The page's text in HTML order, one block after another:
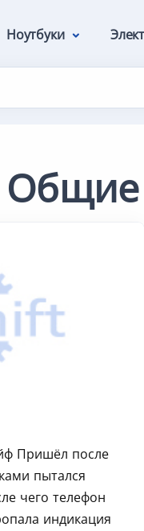
Ноутбуки
Общие
Пришёл после
пытался
чего телефон
индикация